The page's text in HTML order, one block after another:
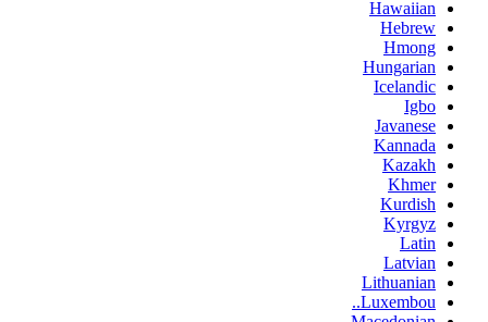
Hawaiian
Hebrew
Hmong
Hungarian
Icelandic
Igbo
Javanese
Kannada
Kazakh
Khmer
Kurdish
Kyrgyz
Latin
Latvian
Lithuanian
Luxembou..